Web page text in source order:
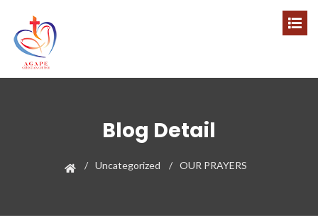
Blog Detail
Uncategorized OUR PRAYERS